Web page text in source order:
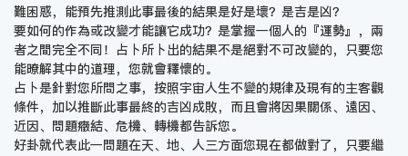
難困惑，能預先推測此事最後的結果是好是壞？是吉是凶？
要如何的作為或改變才能讓它成功？是掌握一個人的『運勢』，兩
者之間完全不同！占卜所卜出的結果不是絕對不可改變的，只要您
能暸解其中的道理，您就會釋懷的。
占卜是針對您所問之事，按照宇宙人生不變的規律及現有的主客觀
條件，加以推斷此事最終的吉凶成敗，而且會將因果關係、遠因、
近因、問題癥結、危機、轉機都告訴您。
好卦就代表此一問題在天、地、人三方面您現在都做對了，只要繼